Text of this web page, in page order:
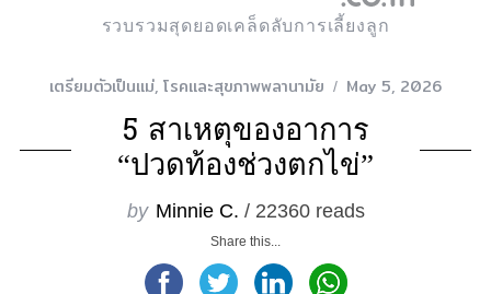
รวบรวมสุดยอดเคล็ดลับการเลี้ยงลูก
เตรียมตัวเป็นแม่, โรคและสุขภาพพลานามัย May 5, 2026
5 สาเหตุของอาการ
“ปวดท้องช่วงตกไข่”
by Minnie C. / 22360 reads
Share this...